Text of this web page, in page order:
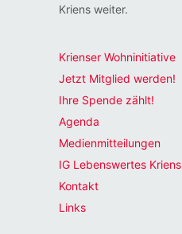
Kriens weiter.
Krienser Wohninitiative
Jetzt Mitglied werden!
Ihre Spende zählt!
Agenda
Medienmitteilungen
IG Lebenswertes Kriens
Kontakt
Links